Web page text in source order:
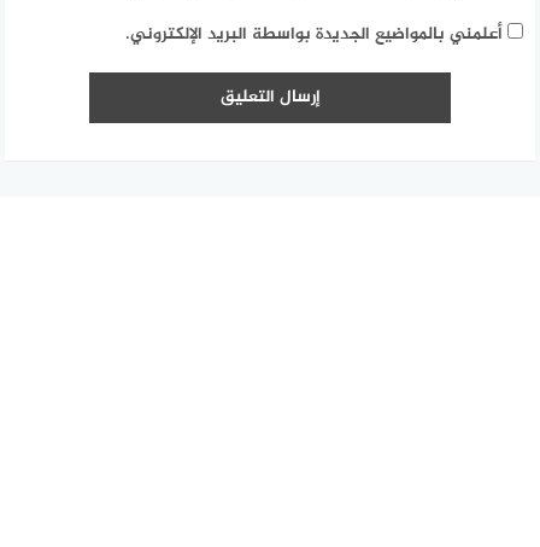
أعلمني بالمواضيع الجديدة بواسطة البريد الإلكتروني.